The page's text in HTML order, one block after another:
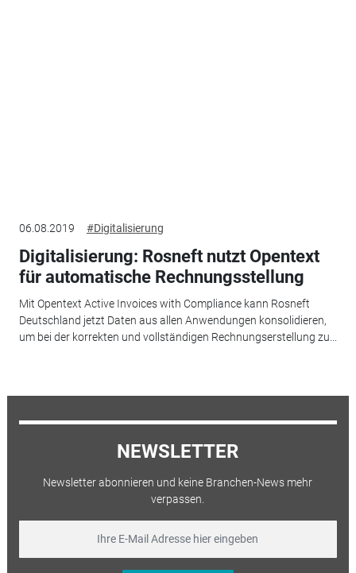
06.08.2019 #Digitalisierung
Digitalisierung: Rosneft nutzt Opentext
für automatische Rechnungsstellung
Mit Opentext Active Invoices with Compliance kann Rosneft
Deutschland jetzt Daten aus allen Anwendungen konsolidieren,
um bei der korrekten und vollständigen Rechnungserstellung zu...
NEWSLETTER
Newsletter abonnieren und keine Branchen-News mehr
verpassen.